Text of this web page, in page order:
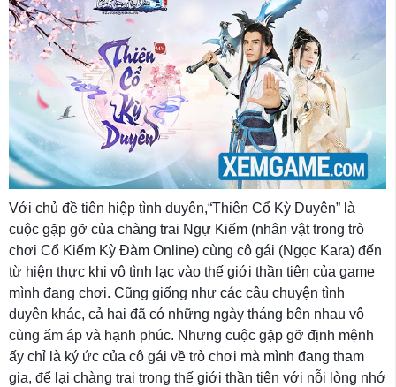
Với chủ đề tiên hiệp tình duyên,“Thiên Cổ Kỳ Duyên” là
cuộc gặp gỡ của chàng trai Ngự Kiếm (nhân vật trong trò
chơi Cổ Kiếm Kỳ Đàm Online) cùng cô gái (Ngọc Kara) đến
từ hiện thực khi vô tình lạc vào thế giới thần tiên của game
mình đang chơi. Cũng giống như các câu chuyện tình
duyên khác, cả hai đã có những ngày tháng bên nhau vô
cùng ấm áp và hạnh phúc. Nhưng cuộc gặp gỡ định mệnh
ấy chỉ là ký ức của cô gái về trò chơi mà mình đang tham
gia, để lại chàng trai trong thế giới thần tiên với nỗi lòng nhớ